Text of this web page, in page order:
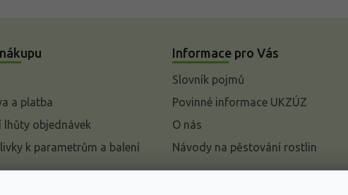
a platba
lhůty objednávek
k parametrům a balení
Informace pro Vás
Slovník pojmů
Povinné informace UKZÚZ
O nás
Návody na pěstování rostlin